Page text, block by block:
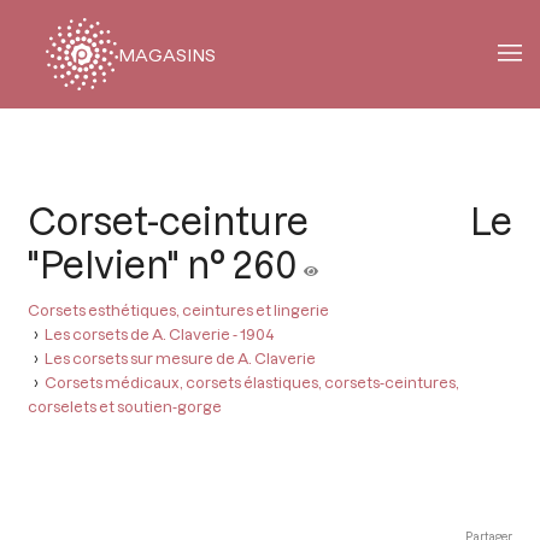
MAGASINS
Corset-ceinture Le
"Pelvien" n° 260
Corsets esthétiques, ceintures et lingerie
Les corsets de A. Claverie - 1904
Les corsets sur mesure de A. Claverie
Corsets médicaux, corsets élastiques, corsets-ceintures,
corselets et soutien-gorge
Partager